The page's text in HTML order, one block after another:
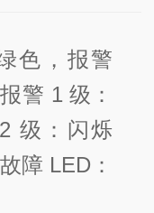
色，报警
警 1 级：
级：闪烁
障 LED：